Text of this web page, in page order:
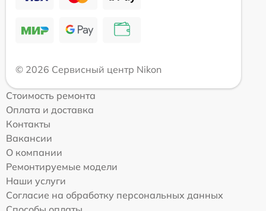
© 2026 Сервисный центр Nikon
Стоимость ремонта
Оплата и доставка
Контакты
Вакансии
О компании
Ремонтируемые модели
Наши услуги
Согласие на обработку персональных данных